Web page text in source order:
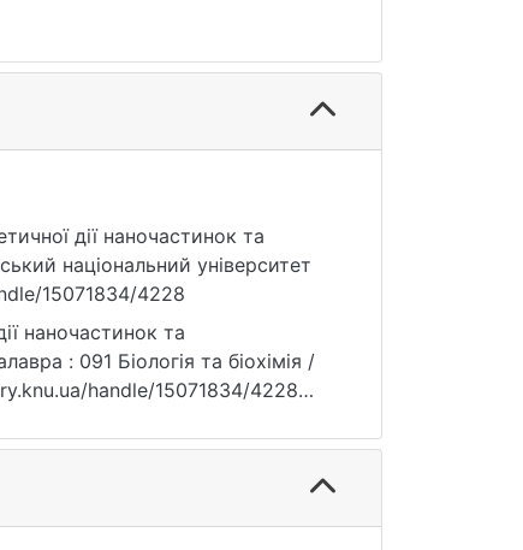
дії наночастинок та
національний університет
15071834/4228
наночастинок та
: 091 Біологія та біохімія /
handle/15071834/4228